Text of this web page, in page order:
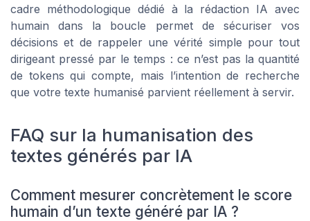
cadre méthodologique dédié à la rédaction IA avec
humain dans la boucle permet de sécuriser vos
décisions et de rappeler une vérité simple pour tout
dirigeant pressé par le temps : ce n’est pas la quantité
de tokens qui compte, mais l’intention de recherche
que votre texte humanisé parvient réellement à servir.
FAQ sur la humanisation des
textes générés par IA
Comment mesurer concrètement le score
humain d’un texte généré par IA ?